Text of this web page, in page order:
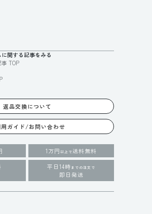
関する記事をみる
TOP
返品交換について
用ガイド/お問い合わせ
1万円 以上で送料無料
平日14時 までの注文で
即日発送